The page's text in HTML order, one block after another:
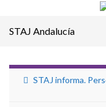
STAJ Andalucía
STAJ informa.